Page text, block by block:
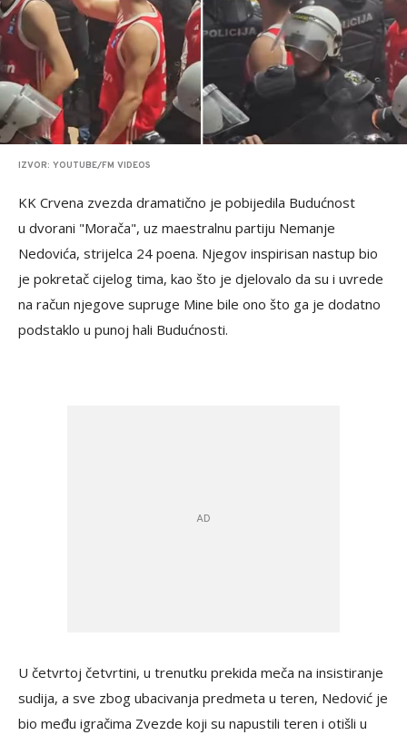
IZVOR: YOUTUBE/FM VIDEOS
KK Crvena zvezda dramatično je pobijedila Budućnost
u dvorani "Morača", uz maestralnu partiju Nemanje
Nedovića, strijelca 24 poena. Njegov inspirisan nastup bio
je pokretač cijelog tima, kao što je djelovalo da su i uvrede
na račun njegove supruge Mine bile ono što ga je dodatno
podstaklo u punoj hali Budućnosti.
U četvrtoj četvrtini, u trenutku prekida meča na insistiranje
sudija, a sve zbog ubacivanja predmeta u teren, Nedović je
bio među igračima Zvezde koji su napustili teren i otišli u